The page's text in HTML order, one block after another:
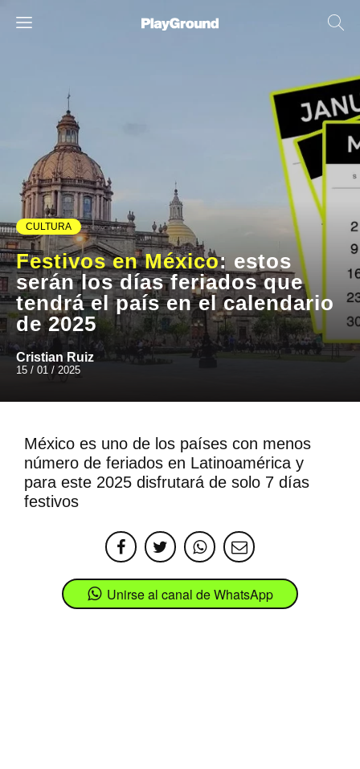
CULTURA
Festivos en México: estos
serán los días feriados que
tendrá el país en el calendario
de 2025
Cristian Ruiz
15 / 01 / 2025
México es uno de los países con menos
número de feriados en Latinoamérica y
para este 2025 disfrutará de solo 7 días
festivos
Unirse al canal de WhatsApp